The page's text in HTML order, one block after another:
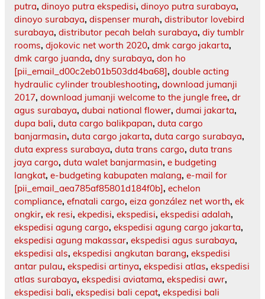
putra, dinoyo putra ekspedisi, dinoyo putra surabaya,
dinoyo surabaya, dispenser murah, distributor lovebird
surabaya, distributor pecah belah surabaya, diy tumblr
rooms, djokovic net worth 2020, dmk cargo jakarta,
dmk cargo juanda, dny surabaya, don ho
[pii_email_d00c2eb01b503dd4ba68], double acting
hydraulic cylinder troubleshooting, download jumanji
2017, download jumanji welcome to the jungle free, dr
agus surabaya, dubai national flower, dumai jakarta,
dupa bali, duta cargo balikpapan, duta cargo
banjarmasin, duta cargo jakarta, duta cargo surabaya,
duta express surabaya, duta trans cargo, duta trans
jaya cargo, duta walet banjarmasin, e budgeting
langkat, e-budgeting kabupaten malang, e-mail for
[pii_email_aea785af85801d184f0b], echelon
compliance, efnatali cargo, eiza gonzález net worth, ek
ongkir, ek resi, ekpedisi, ekspedisi, ekspedisi adalah,
ekspedisi agung cargo, ekspedisi agung cargo jakarta,
ekspedisi agung makassar, ekspedisi agus surabaya,
ekspedisi als, ekspedisi angkutan barang, ekspedisi
antar pulau, ekspedisi artinya, ekspedisi atlas, ekspedisi
atlas surabaya, ekspedisi aviatama, ekspedisi awr,
ekspedisi bali, ekspedisi bali cepat, ekspedisi bali